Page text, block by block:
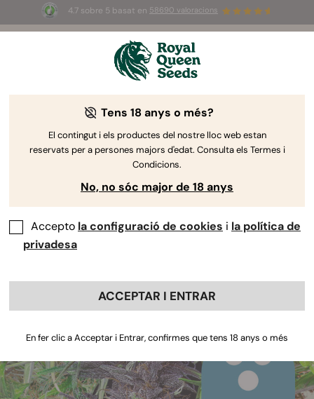
4.7 sobre 5 basat en 58690 valoracions
3 llavors White Widow Auto
Tens 18 anys o més?
El contingut i els productes del nostre lloc web estan
reservats per a persones majors d'edat. Consulta els Termes i
Condicions.
No, no sóc major de 18 anys
Accepto la configuració de cookies i la política de
privadesa
ACCEPTAR I ENTRAR
En fer clic a Acceptar i Entrar, confirmes que tens 18 anys o més